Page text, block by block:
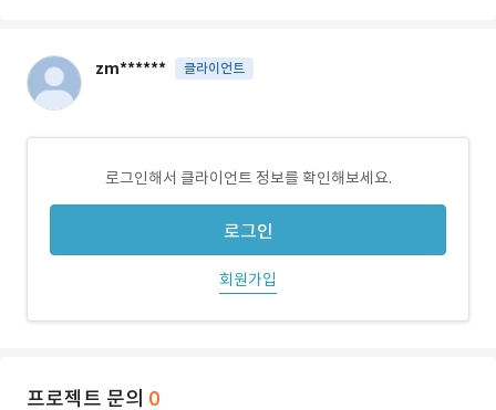
zm****** 클라이언트
로그인해서 클라이언트 정보를 확인해보세요.
로그인
회원가입
프로젝트 문의 0